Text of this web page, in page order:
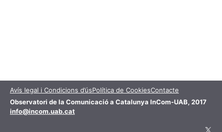
Avís legal i Condicions d’úsPolítica de CookiesContacte
Observatori de la Comunicació a Catalunya InCom-UAB, 2017
info@incom.uab.cat
X